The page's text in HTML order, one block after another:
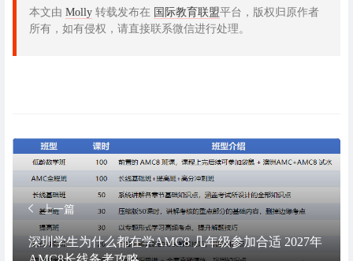
本文由 Molly 转载发布在 国际教育联盟平台，版权归原作者
所有，如有侵权，请直接联系微信进行处理。
上一篇
深圳学生为什么都在学AMC8 几年级参加合适 2027年